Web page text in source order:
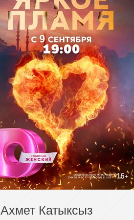
58 серия
59 серия
62 серия
63 серия
66 серия
67 серия
70 серия
71 серия
74 серия
75 серия
78 серия
79 серия
82 серия
83 серия
86 серия
87 серия
Ахмет Катыксыз